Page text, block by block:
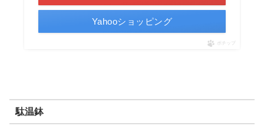
Yahooショッピング
ポチップ
駄温鉢